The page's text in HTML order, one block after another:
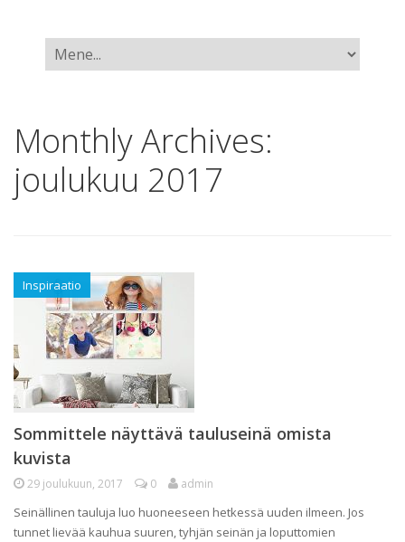
Monthly Archives:
joulukuu 2017
Inspiraatio
Sommittele näyttävä tauluseinä omista
kuvista
29 joulukuun, 2017 0 admin
Seinällinen tauluja luo huoneeseen hetkessä uuden ilmeen. Jos
tunnet lievää kauhua suuren, tyhjän seinän ja loputtomien